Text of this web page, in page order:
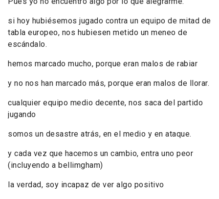
si hoy hubiésemos jugado contra un equipo de mitad de
tabla europeo, nos hubiesen metido un meneo de
escándalo.
hemos marcado mucho, porque eran malos de rabiar
y no nos han marcado más, porque eran malos de llorar.
cualquier equipo medio decente, nos saca del partido
jugando
somos un desastre atrás, en el medio y en ataque.
y cada vez que hacemos un cambio, entra uno peor
(incluyendo a bellimgham)
la verdad, soy incapaz de ver algo positivo